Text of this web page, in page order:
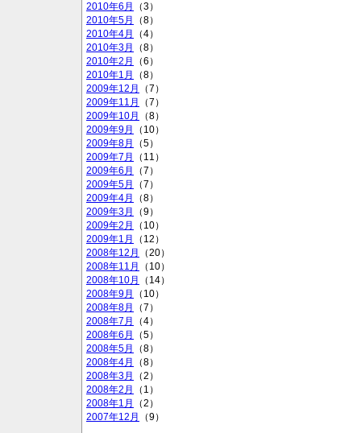
2010年6月
（3）
2010年5月
（8）
2010年4月
（4）
2010年3月
（8）
2010年2月
（6）
2010年1月
（8）
2009年12月
（7）
2009年11月
（7）
2009年10月
（8）
2009年9月
（10）
2009年8月
（5）
2009年7月
（11）
2009年6月
（7）
2009年5月
（7）
2009年4月
（8）
2009年3月
（9）
2009年2月
（10）
2009年1月
（12）
2008年12月
（20）
2008年11月
（10）
2008年10月
（14）
2008年9月
（10）
2008年8月
（7）
2008年7月
（4）
2008年6月
（5）
2008年5月
（8）
2008年4月
（8）
2008年3月
（2）
2008年2月
（1）
2008年1月
（2）
2007年12月
（9）